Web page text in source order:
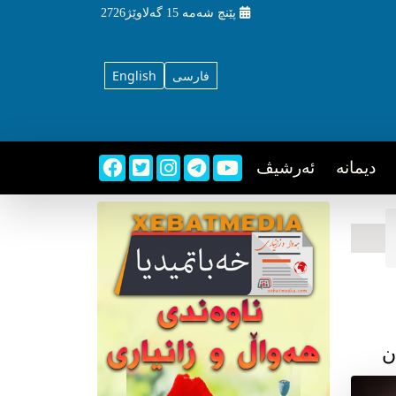
پێنچ شه‌مه‌ 15 گه‌لاوێژ2726
English فارسی
دیمانه ئه‌رشیڤ